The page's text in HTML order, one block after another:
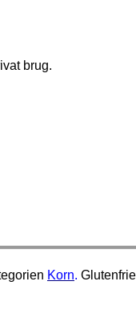
brug.
Korn.